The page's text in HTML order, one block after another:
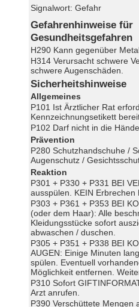
Signalwort: Gefahr
Gefahrenhinweise für
Gesundheitsgefahren
H290 Kann gegenüber
H314 Verursacht schwere
schwere Augenschäden.
Sicherheitshinweise
Allgemeines
P101 Ist Ärztlicher Rat
Kennzeichnungsetikett
P102 Darf nicht in die
Prävention
P280 Schutzhandschuhe /
Augenschutz /
Reaktion
P301 + P330 + P331 BEI
ausspülen. KEIN Erbrechen
P303 + P361 + P353 BEI
(oder dem Haar): Alle
Kleidungsstücke sofort
abwaschen / duschen.
P305 + P351 + P338 BEI
AUGEN: Einige Minuten
spülen. Eventuell
Möglichkeit entfernen.
P310 Sofort
Arzt anrufen.
P390 Verschüttete Mengen